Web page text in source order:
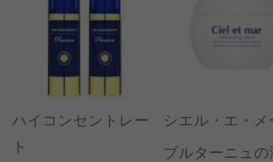
ハイコンセントレー
ト
シエル・エ・メ
ブルターニュの